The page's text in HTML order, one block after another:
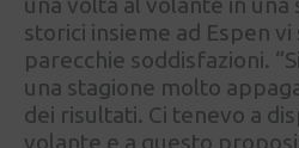
storici insieme ad Espen
parecchie soddisfazioni.
una stagione molto
dei risultati. Ci tenevo a
volante e a questo